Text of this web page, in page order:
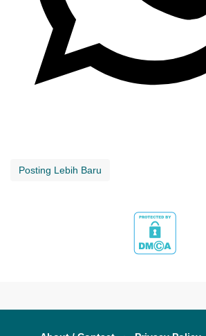
Posting Lebih Baru